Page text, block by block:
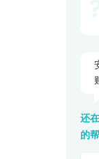
还
的